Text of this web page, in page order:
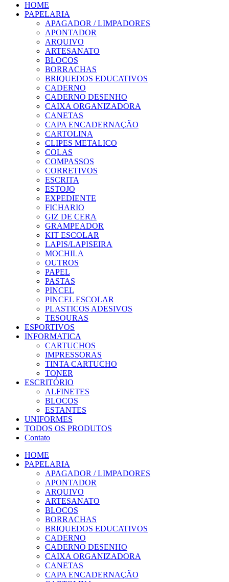
HOME
PAPELARIA
APAGADOR / LIMPADORES
APONTADOR
ARQUIVO
ARTESANATO
BLOCOS
BORRACHAS
BRIQUEDOS EDUCATIVOS
CADERNO
CADERNO DESENHO
CAIXA ORGANIZADORA
CANETAS
CAPA ENCADERNAÇÃO
CARTOLINA
CLIPES METALICO
COLAS
COMPASSOS
CORRETIVOS
ESCRITA
ESTOJO
EXPEDIENTE
FICHARIO
GIZ DE CERA
GRAMPEADOR
KIT ESCOLAR
LAPIS/LAPISEIRA
MOCHILA
OUTROS
PAPEL
PASTAS
PINCEL
PINCEL ESCOLAR
PLASTICOS ADESIVOS
TESOURAS
ESPORTIVOS
INFORMATICA
CARTUCHOS
IMPRESSORAS
TINTA CARTUCHO
TONER
ESCRITÓRIO
ALFINETES
BLOCOS
ESTANTES
UNIFORMES
TODOS OS PRODUTOS
Contato
HOME
PAPELARIA
APAGADOR / LIMPADORES
APONTADOR
ARQUIVO
ARTESANATO
BLOCOS
BORRACHAS
BRIQUEDOS EDUCATIVOS
CADERNO
CADERNO DESENHO
CAIXA ORGANIZADORA
CANETAS
CAPA ENCADERNAÇÃO